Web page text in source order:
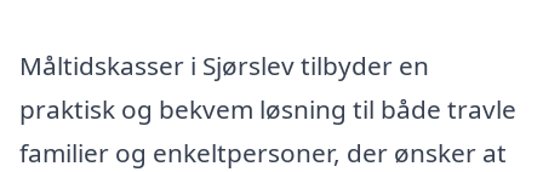
Måltidskasser i Sjørslev tilbyder en
praktisk og bekvem løsning til både travle
familier og enkeltpersoner, der ønsker at